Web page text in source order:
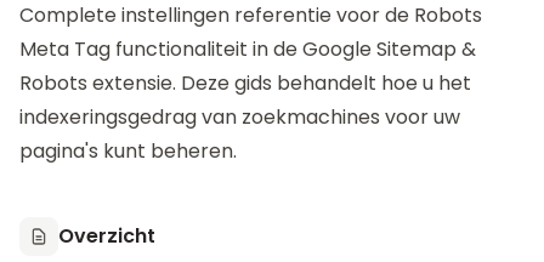
Complete instellingen referentie voor de Robots
Meta Tag functionaliteit in deGoogle Sitemap &
Robots extensie. Deze gids behandelt hoe u het
indexeringsgedrag van zoekmachines voor uw
pagina's kunt beheren.
Overzicht